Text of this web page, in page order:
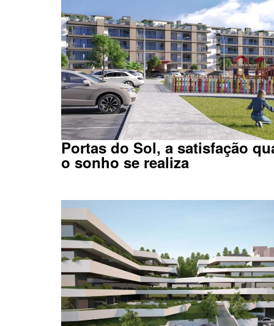
Portas do Sol, a satisfação
o sonho se realiza